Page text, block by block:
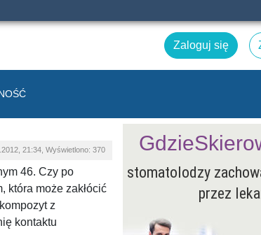
Zaloguj się
21:34, Wyświetlono: 370
46. Czy po
która może zakłócić
z
kontaktu
stomatolodzy
przez